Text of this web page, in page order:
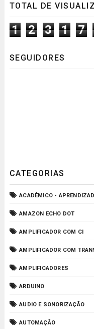
TOTAL DE
1 2 3 1 7
SEGUIDORES
CATEGORIAS
ACADÊMICO -
AMAZON ECHO DOT
AMPLIFICADOR COM CI
AMPLIFICADOR COM
AMPLIFICADORES
ARDUINO
AUDIO E SONORIZAÇÃO
AUTOMAÇÃO